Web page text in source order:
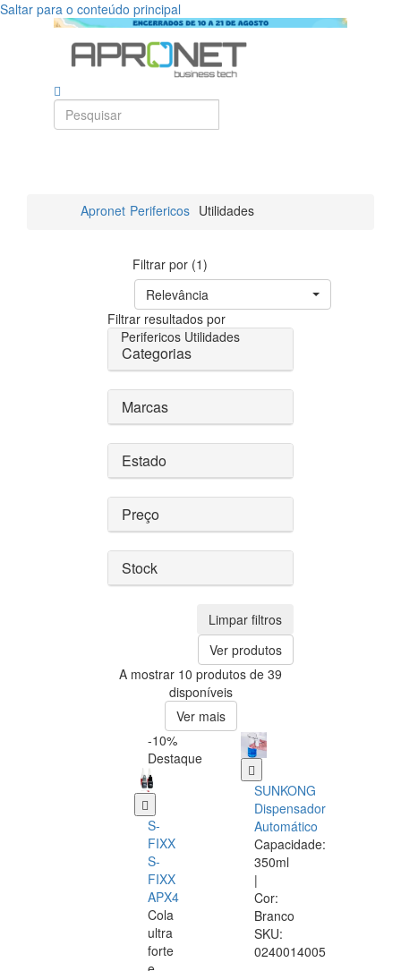
Saltar para o conteúdo principal
Apronet Perifericos Utilidades
Filtrar por (1)
Relevância
Filtrar resultados por
Perifericos Utilidades
Categorias
Marcas
Estado
Preço
Stock
Limpar filtros
Ver produtos
A mostrar 10 produtos de 39
disponíveis
Ver mais
-10%
Destaque
S-
FIXX
S-
FIXX
APX4
Cola
ultra
forte
SUNKONG
Dispensador
Automático
Capacidade:
350ml
|
Cor:
Branco
SKU:
0240014005